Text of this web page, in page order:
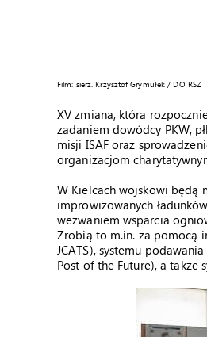
Film: sierż. Krzysztof Grymułek / DO RSZ
XV zmiana, która
zadaniem dowódcy PKW,
misji ISAF oraz
organizacjom
W Kielcach wojskowi będą
improwizowanych
wezwaniem wsparcia
Zrobią to m.in. za pomocą
JCATS), systemu
Post of the Future), a także